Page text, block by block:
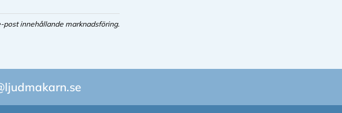
innehållande marknadsföring.